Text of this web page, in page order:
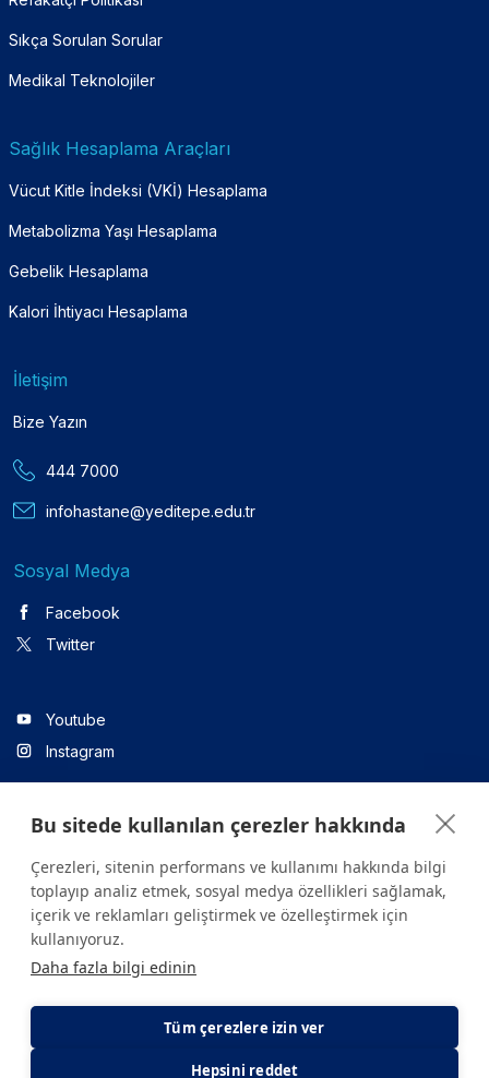
Sıkça Sorulan Sorular
Medikal Teknolojiler
Sağlık Hesaplama Araçları
Vücut Kitle İndeksi (VKİ) Hesaplama
Metabolizma Yaşı Hesaplama
Gebelik Hesaplama
Kalori İhtiyacı Hesaplama
İletişim
Bize Yazın
444 7000
infohastane@yeditepe.edu.tr
Sosyal Medya
Facebook
Twitter
Youtube
Instagram
Linkedin
Sitede yer alan tüm içerikler yalnızca bilgilendirme amaçlıdır.
Sağlığınızla ilgili sorularınız için mutlaka doktoruza ya da bir sağlık
kuruluşuna başvurunuz.
Gizlilik ve Çerez Politikası KVKK Aydınlatma Metni
Bu sitede kullanılan çerezler hakkında
Çerezleri, sitenin performans ve kullanımı hakkında bilgi
toplayıp analiz etmek, sosyal medya özellikleri sağlamak,
içerik ve reklamları geliştirmek ve özelleştirmek için
kullanıyoruz.
Daha fazla bilgi edinin
Tüm çerezlere izin ver
Hepsini reddet